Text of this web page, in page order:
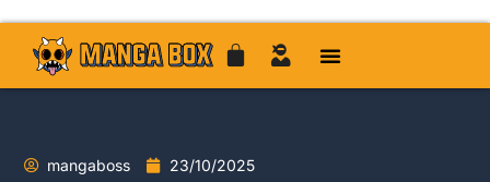
mangaboss 23/10/2025